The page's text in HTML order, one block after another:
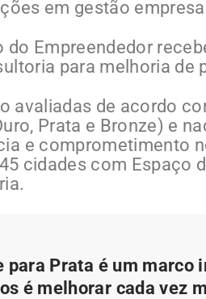
em gestão
Empreendedor
para melhoria de
avaliadas de acordo
Prata e Bronze) e
e comprometimento
cidades com Espaço
para Prata é um marco
é melhorar cada vez